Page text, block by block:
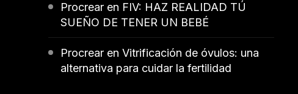
Procrear en FIV: HAZ REALIDAD TÚ
SUEÑO DE TENER UN BEBÉ
Procrear en Vitrificación de óvulos: una
alternativa para cuidar la fertilidad